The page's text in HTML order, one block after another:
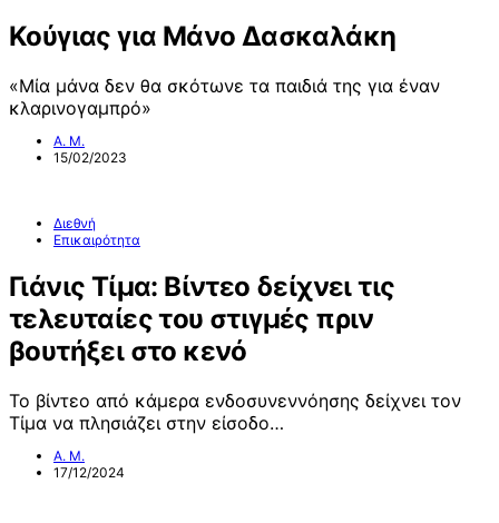
Κούγιας για Μάνο Δασκαλάκη
«Μία μάνα δεν θα σκότωνε τα παιδιά της για έναν
κλαρινογαμπρό»
Α. Μ.
15/02/2023
Διεθνή
Επικαιρότητα
Γιάνις Τίμα: Βίντεο δείχνει τις
τελευταίες του στιγμές πριν
βουτήξει στο κενό
Το βίντεο από κάμερα ενδοσυνεννόησης δείχνει τον
Τίμα να πλησιάζει στην είσοδο…
Α. Μ.
17/12/2024